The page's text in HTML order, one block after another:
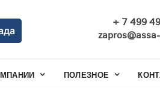
+ 7 499
ПОЛЕЗНОЕ